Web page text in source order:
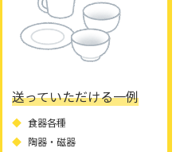
送っていただける一例
食器各種
陶器・磁器